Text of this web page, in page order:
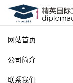
网站首页
公司简介
联系我们